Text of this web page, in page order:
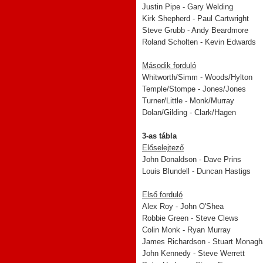
Justin Pipe - Gary Welding
Kirk Shepherd - Paul Cartwright
Steve Grubb - Andy Beardmore
Roland Scholten - Kevin Edwards
Második forduló
Whitworth/Simm - Woods/Hylton
Temple/Stompe - Jones/Jones
Turner/Little - Monk/Murray
Dolan/Gilding - Clark/Hagen
3-as tábla
Előselejtező
John Donaldson - Dave Prins
Louis Blundell - Duncan Hastigs
Első forduló
Alex Roy - John O'Shea
Robbie Green - Steve Clews
Colin Monk - Ryan Murray
James Richardson - Stuart
John Kennedy - Steve Werrett